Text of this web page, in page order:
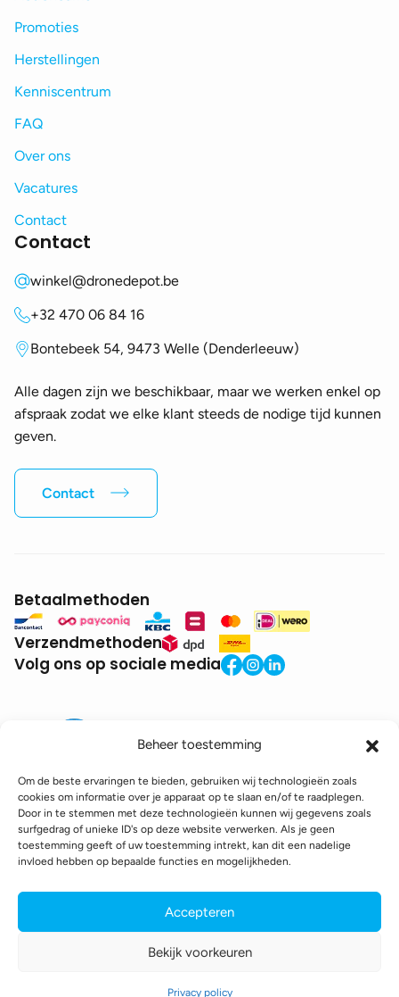
Beheer toestemming
Om de beste ervaringen te bieden, gebruiken wij technologieën zoals
cookies om informatie over je apparaat op te slaan en/of te raadplegen.
Door in te stemmen met deze technologieën kunnen wij gegevens zoals
surfgedrag of unieke ID's op deze website verwerken. Als je geen
toestemming geeft of uw toestemming intrekt, kan dit een nadelige
invloed hebben op bepaalde functies en mogelijkheden.
Accepteren
Bekijk voorkeuren
Privacy policy
Promoties
Herstellingen
Kenniscentrum
FAQ
Over ons
Vacatures
Contact
Contact
winkel@dronedepot.be
+32 470 06 84 16
Bontebeek 54, 9473 Welle (Denderleeuw)
Alle dagen zijn we beschikbaar, maar we werken enkel op
afspraak zodat we elke klant steeds de nodige tijd kunnen
geven.
Contact
Betaalmethoden
Verzendmethoden
Volg ons op sociale media
BTW: BE0771.941.935
© 2025 DroneDepot. Alle rechten voorbehouden.
Toegankelijkheidsverklaring
webshop gemaakt doorconversal